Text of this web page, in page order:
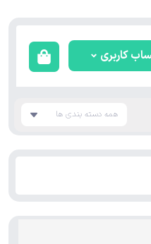
کاربری
همه دسته بندی ها